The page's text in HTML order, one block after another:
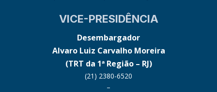
VICE-PRESIDÊNCIA
Desembargador
Alvaro Luiz Carvalho Moreira
(TRT da 1ª Região – RJ)
(21) 2380-6520
–